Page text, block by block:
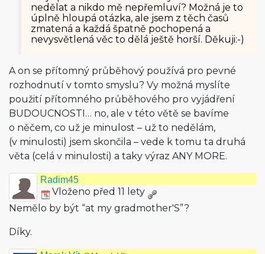
nedělat a nikdo mě nepřemluví? Možná je to
úplně hloupá otázka, ale jsem z těch časů
zmatená a každá špatně pochopená a
nevysvětlená věc to dělá ještě horší. Děkuji:-)
A on se přítomný průběhový používá pro pevné
rozhodnutí v tomto smyslu? Vy možná myslíte
použití přítomného průběhového pro vyjádření
BUDOUCNOSTI… no, ale v této větě se bavíme
o něčem, co už je minulost – už to nedělám,
(v minulosti) jsem skončila – vede k tomu ta druhá
věta (celá v minulosti) a taky výraz ANY MORE.
Radim45
Vloženo před 11 lety
Nemělo by být “at my gradmother'S”?
Díky.